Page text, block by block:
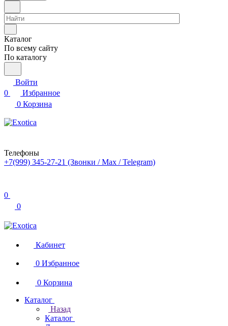
Каталог
По всему сайту
По каталогу
Войти
0
Избранное
0 Корзина
Телефоны
+7(999) 345-27-21 (Звонки / Max / Telegram)
0
0
Кабинет
0 Избранное
0 Корзина
Каталог
Назад
Каталог